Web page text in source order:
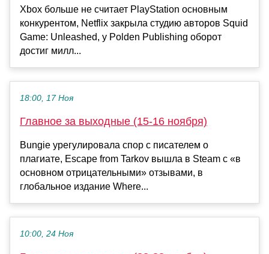
Xbox больше не считает PlayStation основным
конкурентом, Netflix закрыла студию авторов Squid
Game: Unleashed, у Polden Publishing оборот
достиг милл...
18:00, 17 Ноя
Главное за выходные (15-16 ноября)
Bungie урегулировала спор с писателем о
плагиате, Escape from Tarkov вышла в Steam с «в
основном отрицательными» отзывами, в
глобальное издание Where...
10:00, 24 Ноя